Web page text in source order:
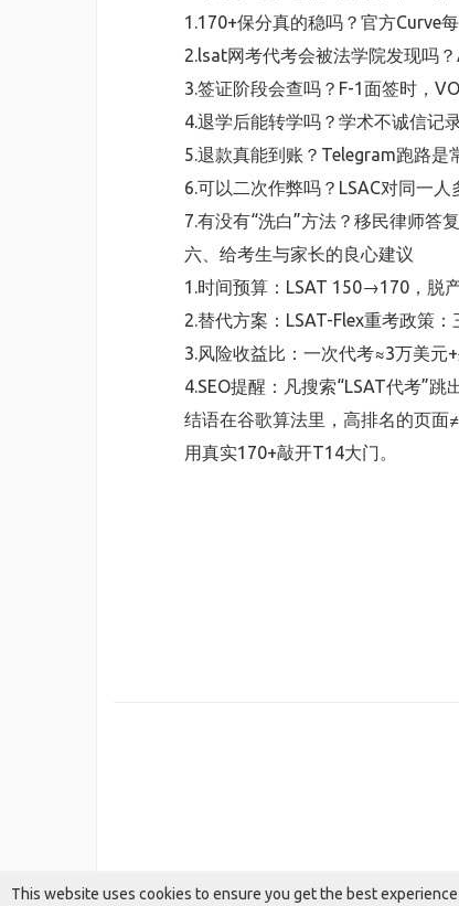
1.170+保分真的稳吗？官方Curve
2.lsat网考代考会被法学院发现吗
3.签证阶段会查吗？F-1面签时，
4.退学后能转学吗？学术不诚信记
5.退款真能到账？Telegram跑路是
6.可以二次作弊吗？LSAC对同一
7.有没有“洗白”方法？移民律师答
六、给考生与家长的良心建议
1.时间预算：LSAT 150→170，脱
2.替代方案：LSAT-Flex重考政策
3.风险收益比：一次代考≈3万美元
4.SEO提醒：凡搜索“LSAT代考”
结语在谷歌算法里，高排名的页面
用真实170+敲开T14大门。
This website uses cookies to ensure you get the best